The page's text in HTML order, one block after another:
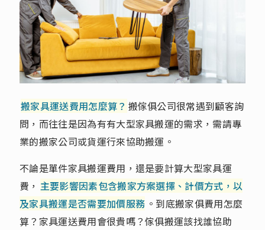
搬家具運送費用怎麼算？ 搬傢俱公司很常遇到顧客詢
問，而往往是因為有有大型家具搬運的需求，需請專
業的搬家公司或貨運行來協助搬運。
不論是單件家具搬運費用，還是要計算大型家具運
費， 主要影響因素包含搬家方案選擇、計價方式，以
及家具搬運是否需要加價服務 。到底搬家俱費用怎麼
算？家具運送費用會很貴嗎？傢俱搬運該找誰協助